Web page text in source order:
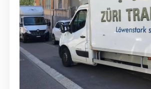
Günstige Umzüge -